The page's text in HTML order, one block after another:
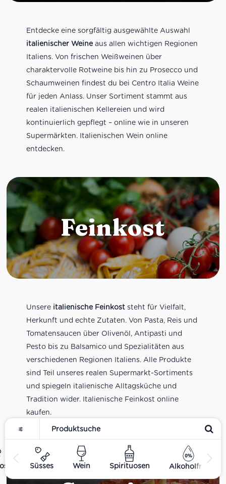
Süsses Wein Spirituosen Alkoholfrei
Entdecke eine sorgfältig ausgewählte Auswahl
italienischer Weineaus allen wichtigen Regionen
Italiens. Von frischen Weißweinen über
charaktervolle Rotweine bis hin zu Prosecco und
Schaumweinen findest du bei Centro Italia Weine
für jeden Anlass. Unser Sortiment stammt aus
realen italienischen Kellereien und wird
kontinuierlich gepflegt – online wie in unseren
Supermärkten. Italienischen Wein online
entdecken.
Feinkost
Unsere italienische Feinkoststeht für Vielfalt,
Herkunft und echte Zutaten. Von Pasta, Reis und
Tomatensaucen über Olivenöl, Antipasti und
Pesto bis zu Balsamico und Spezialitäten aus
verschiedenen Regionen Italiens. Alle Produkte
sind Teil unseres realen Supermarkt-Sortiments
und spiegeln italienische Alltagsküche und
Tradition wider. Italienische Feinkost online
kaufen.